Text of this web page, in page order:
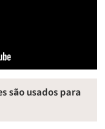
são usados ​​para